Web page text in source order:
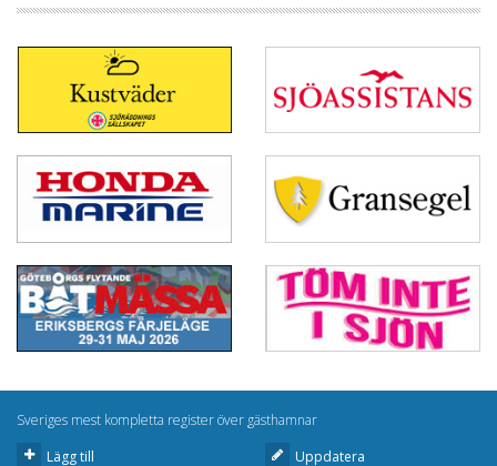
Sveriges mest kompletta register över gästhamnar
Lägg till
Uppdatera